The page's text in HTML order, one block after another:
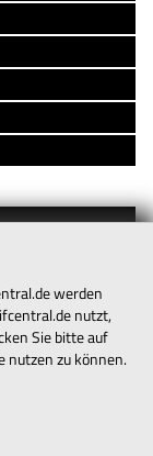
werden
nutzt,
Sie bitte auf
nutzen zu können.